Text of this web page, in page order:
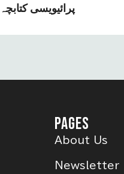
پرائیویسی
PAGES
About Us
Newsletter